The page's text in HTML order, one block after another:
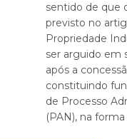
sentido de que
previsto no
Propriedade
ser arguido em
após a
constituindo
de Processo
(PAN), na